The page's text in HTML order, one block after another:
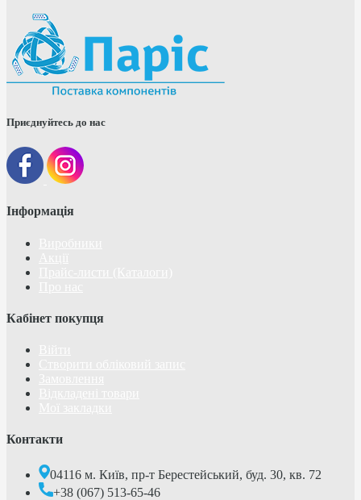
Приєднуйтесь до нас
Інформація
Кабінет покупця
Контакти
04116 м. Київ, пр-т Берестейський, буд. 30, кв. 72
+38 (067) 513-65-46